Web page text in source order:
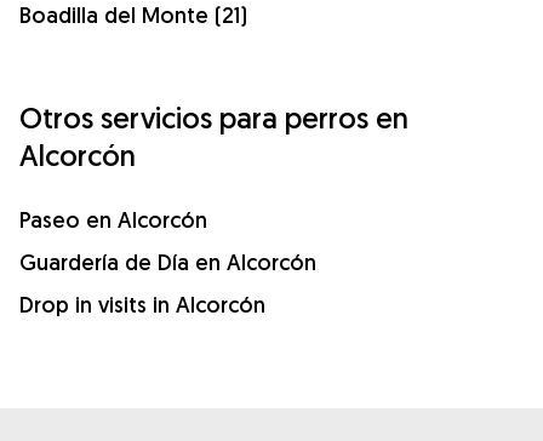
Boadilla del Monte (21)
Otros servicios para perros en
Alcorcón
Paseo en Alcorcón
Guardería de Día en Alcorcón
Drop in visits in Alcorcón